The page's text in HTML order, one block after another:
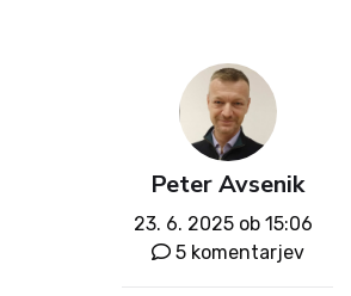
Peter Avsenik
23. 6. 2025 ob 15:06
5 komentarjev